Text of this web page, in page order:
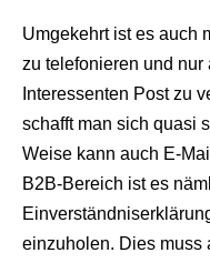
Umgekehrt ist es auch
zu telefonieren und nur
Interessenten Post zu
schafft man sich quasi
Weise kann auch E-
B2B-Bereich ist es
einzuholen. Dies muss